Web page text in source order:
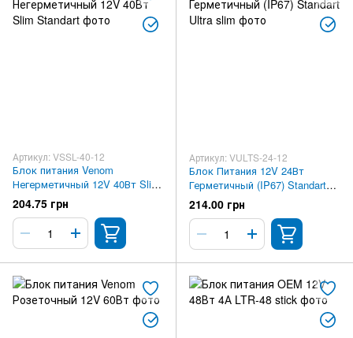
Артикул: VSSL-40-12
Блок питания Venom
Негерметичный 12V 40Вт Slim
Standart
204.75 грн
Артикул: VULTS-24-12
Блок Питания 12V 24Вт
Герметичный (IP67) Standart
Ultra slim
214.00 грн